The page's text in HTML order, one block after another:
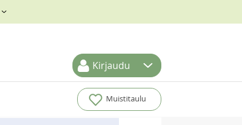
Kirjaudu
Muistitaulu